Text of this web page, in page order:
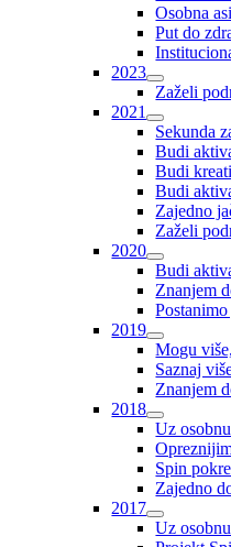
Osobna
Put do
2023
Zaželi
2021
Sekunda
Budi
Budi
Budi
Zajedno
Zaželi
2020
Budi
Znanjem
2019
Mogu
Saznaj
Znanjem
2018
Uz
Spin
Zajedno
2017
Uz